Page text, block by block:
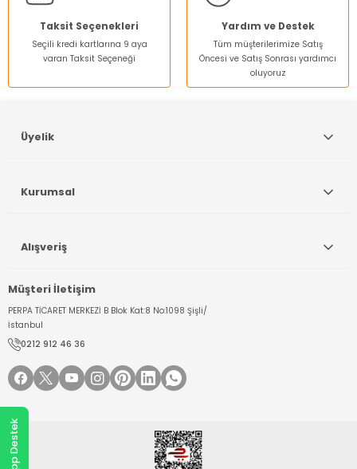
Bu ürüne benzer farklı alternatifler olmalı.
Taksit Seçenekleri
Seçili kredi kartlarına 9 aya
varan Taksit Seçeneği
Yardım ve Destek
Tüm müşterilerimize Satış
Öncesi ve Satış Sonrası yardımcı
oluyoruz
Müşteri İletişim
PERPA TİCARET MERKEZİ B Blok Kat:8 No:1098 Şişli/
İstanbul
0212 912 46 36
Üyelik
Kurumsal
Alışveriş